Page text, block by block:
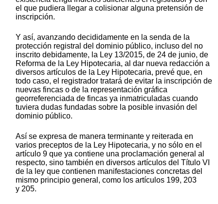
el que pudiera llegar a colisionar alguna pretensión de
inscripción.
Y así, avanzando decididamente en la senda de la
protección registral del dominio público, incluso del no
inscrito debidamente, la Ley 13/2015, de 24 de junio, de
Reforma de la Ley Hipotecaria, al dar nueva redacción a
diversos artículos de la Ley Hipotecaria, prevé que, en
todo caso, el registrador tratará de evitar la inscripción de
nuevas fincas o de la representación gráfica
georreferenciada de fincas ya inmatriculadas cuando
tuviera dudas fundadas sobre la posible invasión del
dominio público.
Así se expresa de manera terminante y reiterada en
varios preceptos de la Ley Hipotecaria, y no sólo en el
artículo 9 que ya contiene una proclamación general al
respecto, sino también en diversos artículos del Título VI
de la ley que contienen manifestaciones concretas del
mismo principio general, como los artículos 199, 203
y 205.